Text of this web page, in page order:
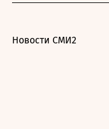
Новости СМИ2